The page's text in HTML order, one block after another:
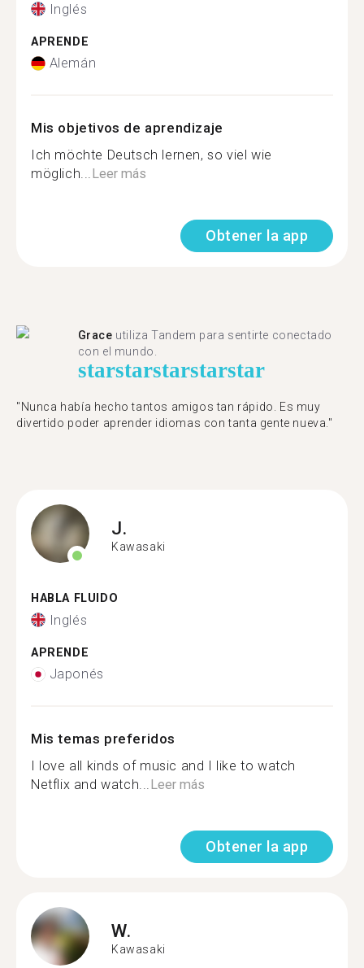
Inglés
APRENDE
Alemán
Mis objetivos de aprendizaje
Ich möchte Deutsch lernen, so viel wie
möglich...Leer más
Obtener la app
Grace utiliza Tandem para sentirte conectado
con el mundo.
starstarstarstarstar
"Nunca había hecho tantos amigos tan rápido. Es muy
divertido poder aprender idiomas con tanta gente nueva."
J.
Kawasaki
HABLA FLUIDO
Inglés
APRENDE
Japonés
Mis temas preferidos
I love all kinds of music and I like to watch
Netflix and watch...Leer más
Obtener la app
W.
Kawasaki